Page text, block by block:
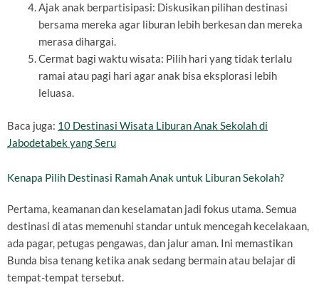
Ajak anak berpartisipasi: Diskusikan pilihan destinasi
bersama mereka agar liburan lebih berkesan dan mereka
merasa dihargai.
Cermat bagi waktu wisata: Pilih hari yang tidak terlalu
ramai atau pagi hari agar anak bisa eksplorasi lebih
leluasa.
Baca juga: 10 Destinasi Wisata Liburan Anak Sekolah di
Jabodetabek yang Seru
Kenapa Pilih Destinasi Ramah Anak untuk Liburan Sekolah?
Pertama, keamanan dan keselamatan jadi fokus utama. Semua
destinasi di atas memenuhi standar untuk mencegah kecelakaan,
ada pagar, petugas pengawas, dan jalur aman. Ini memastikan
Bunda bisa tenang ketika anak sedang bermain atau belajar di
tempat-tempat tersebut.